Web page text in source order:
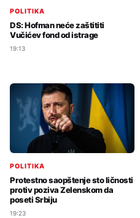
POLITIKA
DS: Hofman neće zaštititi
Vučićev fond od istrage
19:13
POLITIKA
Protestno saopštenje sto ličnosti
protiv poziva Zelenskom da
poseti Srbiju
19:23